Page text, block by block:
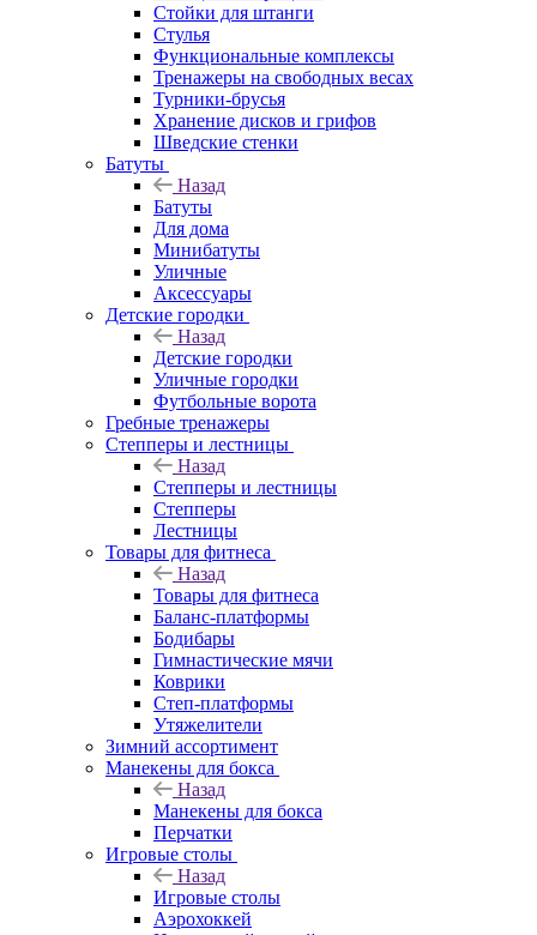
Стойки для штанги
Стулья
Функциональные комплексы
Тренажеры на свободных весах
Турники-брусья
Хранение дисков и грифов
Шведские стенки
Батуты
Назад
Батуты
Для дома
Минибатуты
Уличные
Аксессуары
Детские городки
Назад
Детские городки
Уличные городки
Футбольные ворота
Гребные тренажеры
Степперы и лестницы
Назад
Степперы и лестницы
Степперы
Лестницы
Товары для фитнеса
Назад
Товары для фитнеса
Баланс-платформы
Бодибары
Гимнастические мячи
Коврики
Степ-платформы
Утяжелители
Зимний ассортимент
Манекены для бокса
Назад
Манекены для бокса
Перчатки
Игровые столы
Назад
Игровые столы
Аэрохоккей